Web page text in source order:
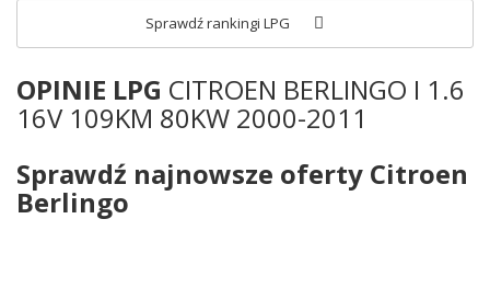
Sprawdź rankingi LPG
OPINIE LPG CITROEN BERLINGO I 1.6
16V 109KM 80KW 2000-2011
Sprawdź najnowsze oferty Citroen
Berlingo